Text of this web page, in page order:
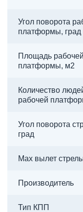
Угол поворота
платформы, град
Площадь рабочей
платформы, м2
Количество
рабочей
Угол поворота
град
Max вылет
Производитель
Тип КПП